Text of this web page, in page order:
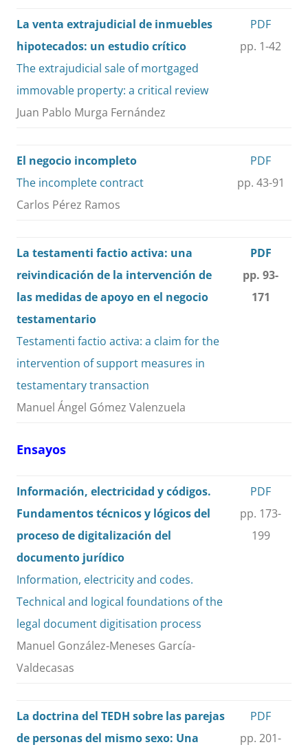
La venta extrajudicial de inmuebles
hipotecados: un estudio crítico
The extrajudicial sale of mortgaged
immovable property: a critical review
Juan Pablo Murga Fernández
PDF
pp. 1-42
El negocio incompleto
The incomplete contract
Carlos Pérez Ramos
PDF
pp. 43-91
La testamenti factio activa: una
reivindicación de la intervención de
las medidas de apoyo en el negocio
testamentario
Testamenti factio activa: a claim for the
intervention of support measures in
testamentary transaction
Manuel Ángel Gómez Valenzuela
PDF
pp. 93-
171
Ensayos
Información, electricidad y códigos.
Fundamentos técnicos y lógicos del
proceso de digitalización del
documento jurídico
Information, electricity and codes.
Technical and logical foundations of the
legal document digitisation process
Manuel González-Meneses García-
Valdecasas
PDF
pp. 173-
199
La doctrina del TEDH sobre las parejas
de personas del mismo sexo: Una
PDF
pp. 201-